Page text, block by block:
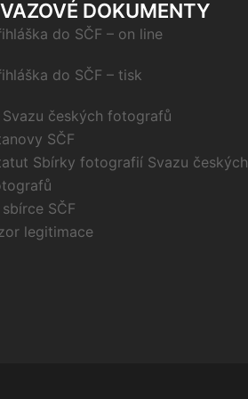
DOKUMENTY
do SČF – on line
do SČF – tisk
Svazu českých fotografů
SČF
Sbírky fotografií Svazu českých
SČF
legitimace